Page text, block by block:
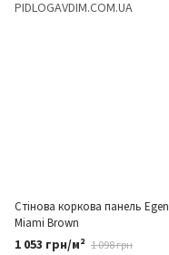
Стінова коркова панель Egen
Miami Brown
1 053 грн/м² 1 098 грн